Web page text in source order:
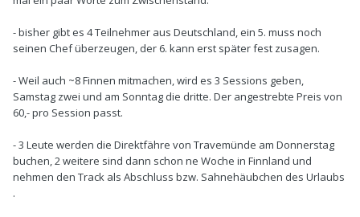
- bisher gibt es 4 Teilnehmer aus Deutschland, ein 5. muss noch
seinen Chef überzeugen, der 6. kann erst später fest zusagen.
- Weil auch ~8 Finnen mitmachen, wird es 3 Sessions geben,
Samstag zwei und am Sonntag die dritte. Der angestrebte Preis von
60,- pro Session passt.
- 3 Leute werden die Direktfähre von Travemünde am Donnerstag
buchen, 2 weitere sind dann schon ne Woche in Finnland und
nehmen den Track als Abschluss bzw. Sahnehäubchen des Urlaubs
.